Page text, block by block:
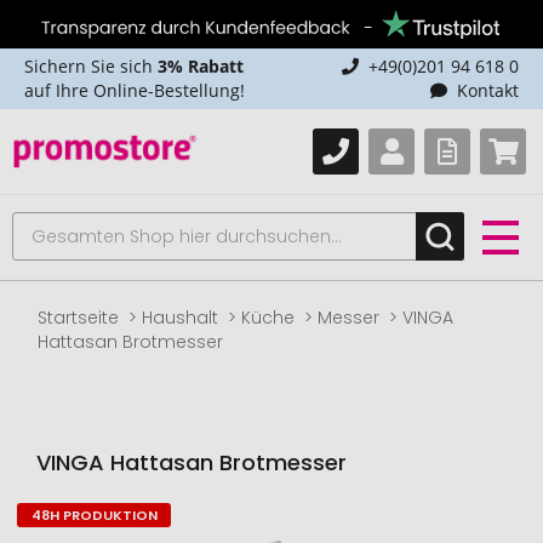
Sichern Sie sich 3% Rabatt
auf Ihre Online-Bestellung!
+49(0)201 94 618 0
Kontakt
Startseite Haushalt Küche Messer
VINGA
Hattasan Brotmesser
VINGA Hattasan Brotmesser
Zum
48H PRODUKTION